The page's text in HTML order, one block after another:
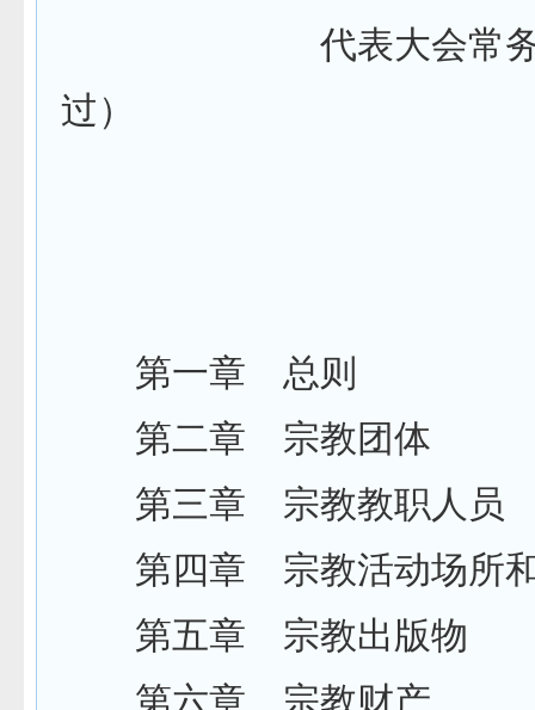
代表大会常务委员
过）
第一章 总则
第二章 宗教团体
第三章 宗教教职人员
第四章 宗教活动场所和
第五章 宗教出版物
第六章 宗教财产